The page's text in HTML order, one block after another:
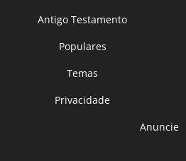
Antigo Testamento
Populares
Temas
Privacidade
Anuncie